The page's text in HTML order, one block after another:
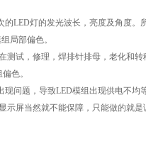
LED灯的发光波长，亮度及角度。
局部偏色。
测试，修理，焊排针排母，老化和转
色。
问题，导致LED模组出现供电不均
屏当然就不能保障，只能做的就是